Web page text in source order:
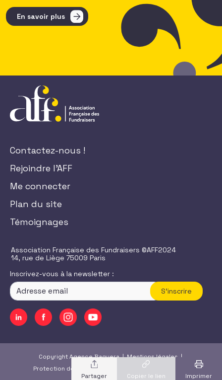
Partager Copier le lien Imprimer
En savoir plus
Contactez-nous !
Rejoindre l'AFF
Me connecter
Plan du site
Témoignages
Association Française des Fundraisers ©AFF2024
14, rue de Liège 75009 Paris
Inscrivez-vous à la newsletter :
S'inscrire
Copyright Agence Baguera |Mentions légales |
Protection des données
|